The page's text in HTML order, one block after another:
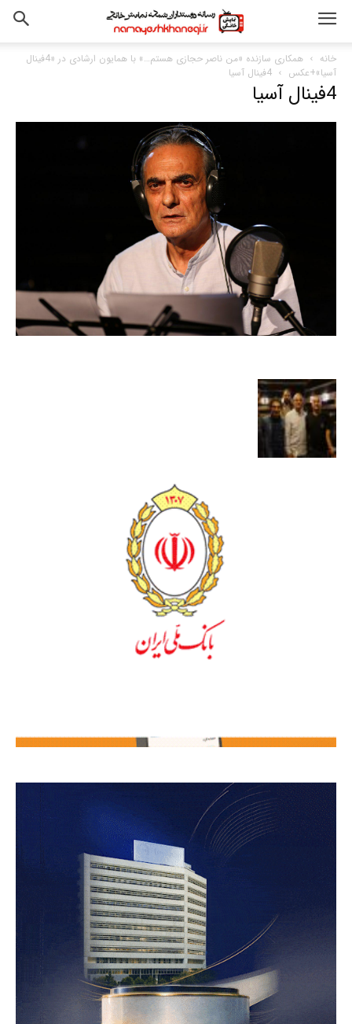
خانه
همکاری سازنده «من ناصر حجازی هستم…» با همایون ارشادی در «4فینال
آسیا»+عکس
4فینال آسیا
4فینال آسیا